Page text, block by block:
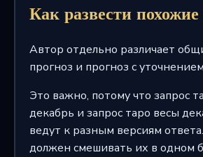
Как развести
Автор отдельно различает
прогноз и прогноз с
Это важно, потому что запрос
декабрь и запрос таро весы
ведут к разным версиям
должен смешивать их в одном